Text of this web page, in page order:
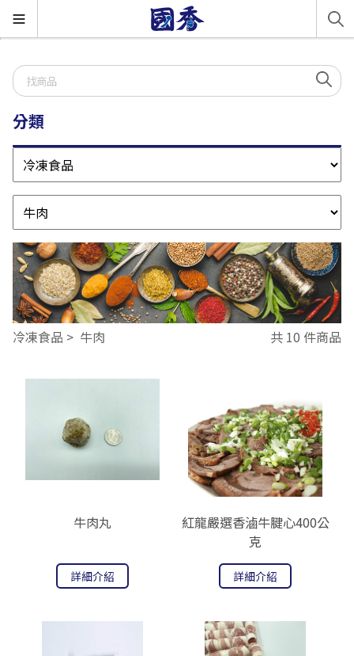
分類
冷凍食品 牛肉 共 10 件商品
牛肉丸
詳細介紹
紅龍嚴選香滷牛腱心400公
克
詳細介紹